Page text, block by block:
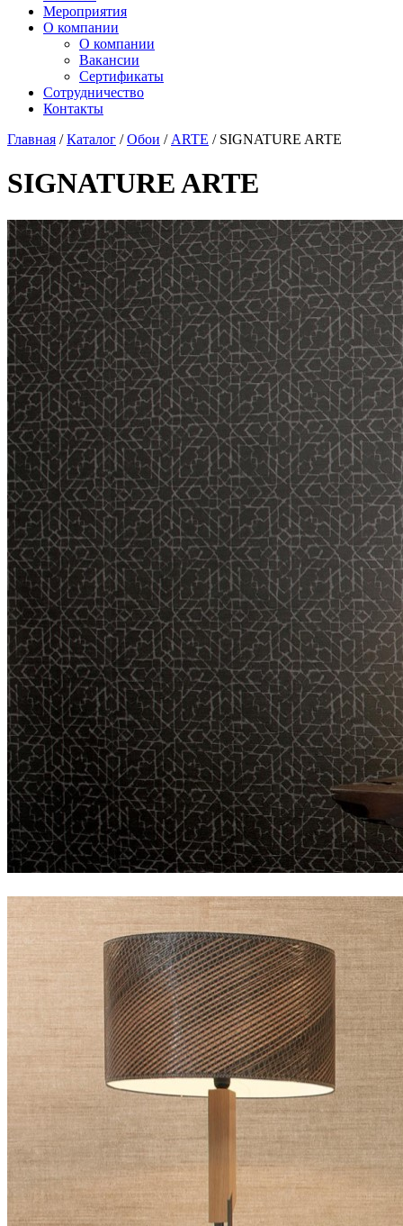
Мероприятия
О компании
О компании
Вакансии
Сертификаты
Сотрудничество
Контакты
Главная /Каталог /Обои / ARTE / SIGNATURE ARTE
SIGNATURE ARTE